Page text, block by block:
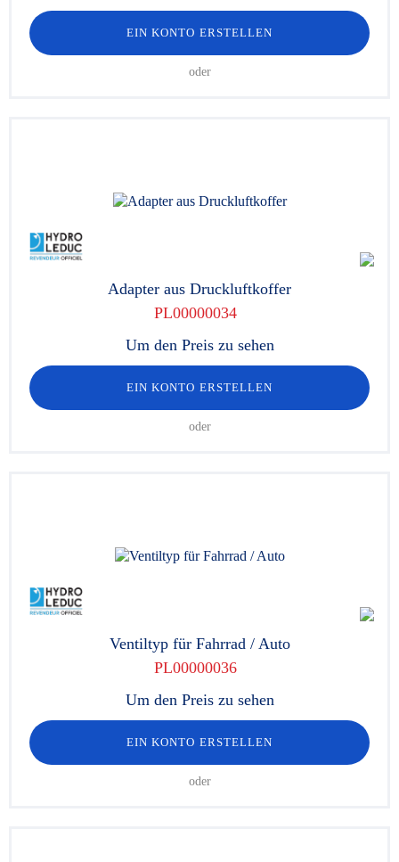
EIN KONTO ERSTELLEN
oder
Adapter aus Druckluftkoffer
PL00000034
Um den Preis zu sehen
EIN KONTO ERSTELLEN
oder
Ventiltyp für Fahrrad / Auto
PL00000036
Um den Preis zu sehen
EIN KONTO ERSTELLEN
oder